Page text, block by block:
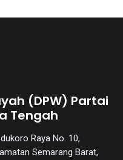
(DPW) Partai
Tengah
Raya No. 10,
Semarang Barat,